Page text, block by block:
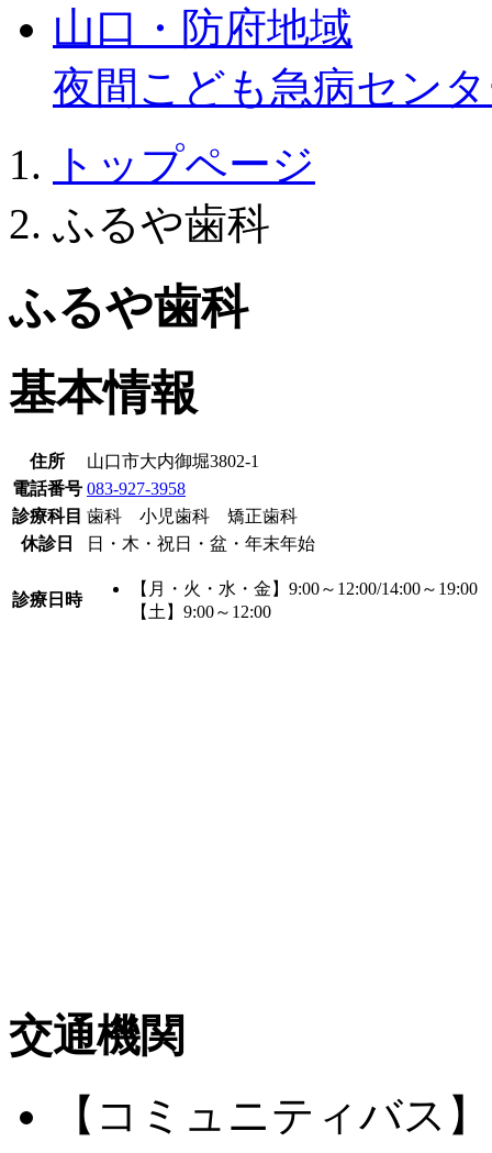
山口・防府地域
夜間こども急病セン
トップページ
ふるや歯科
ふるや歯科
基本情報
住所
山口市大内御堀3802-1
電話番号 083-927-3958
診療科目 歯科 小児歯科 矯正歯科
休診日
日・木・祝日・盆・年末年始
診療日時
【月・火・水・金】9:00～12:00/14:00～19:00
【土】9:00～12:00
交通機関
【コミュニティバス